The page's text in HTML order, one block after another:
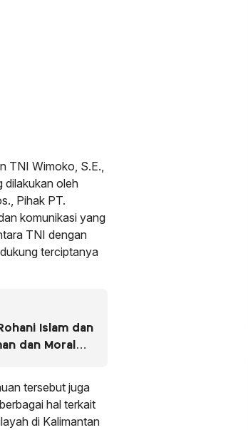
TNI Wimoko, S.E.,
dilakukan oleh
Pihak PT.
komunikasi yang
TNI dengan
terciptanya
Islam dan
dan Moral
tersebut juga
hal terkait
di Kalimantan